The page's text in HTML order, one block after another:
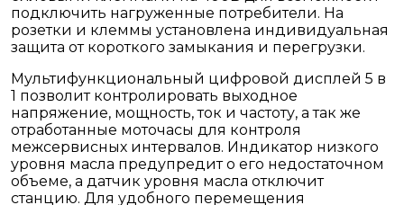
подключить нагруженные потребители. На
розетки и клеммы установлена индивидуальная
защита от короткого замыкания и перегрузки.
Мультифункциональный цифровой дисплей 5 в
1 позволит контролировать выходное
напряжение, мощность, ток и частоту, а так же
отработанные моточасы для контроля
межсервисных интервалов. Индикатор низкого
уровня масла предупредит о его недостаточном
объеме, а датчик уровня масла отключит
станцию. Для удобного перемещения